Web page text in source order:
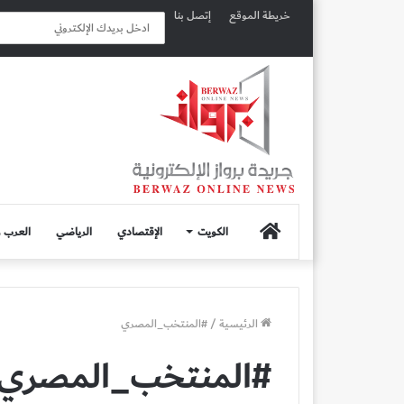
خريطة الموقع إتصل بنا
الصفحة
الرئيسية
الكويت الإقتصادي الرياضي العرب
الرئيسية/#المنتخب_المصري